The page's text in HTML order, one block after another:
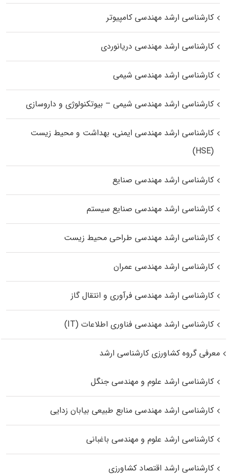
کارشناسی ارشد مهندسی کامپیوتر
کارشناسی ارشد مهندسی دریانوردی
کارشناسی ارشد مهندسی شیمی
کارشناسی ارشد مهندسی شیمی – بیوتکنولوژی و داروسازی
کارشناسی ارشد مهندسی ایمنی، بهداشت و محیط زیست
(HSE)
کارشناسی ارشد مهندسی صنایع
کارشناسی ارشد مهندسی صنایع سیستم
کارشناسی ارشد مهندسی طراحی محیط زیست
کارشناسی ارشد مهندسی عمران
کارشناسی ارشد مهندسی فرآوری و انتقال گاز
کارشناسی ارشد مهندسی فناوری اطلاعات (IT)
معرفی گروه کشاورزی کارشناسی ارشد
کارشناسی ارشد علوم و مهندسی جنگل
کارشناسی ارشد مهندسی منابع طبیعی بیابان زدایی
کارشناسی ارشد علوم و مهندسی باغبانی
کارشناسی ارشد اقتصاد کشاورزی